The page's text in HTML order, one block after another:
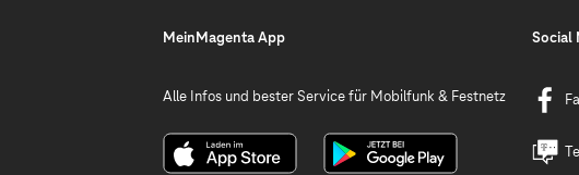
MeinMagenta App
Alle Infos und bester Service für Mobilfunk & Festnetz
Social